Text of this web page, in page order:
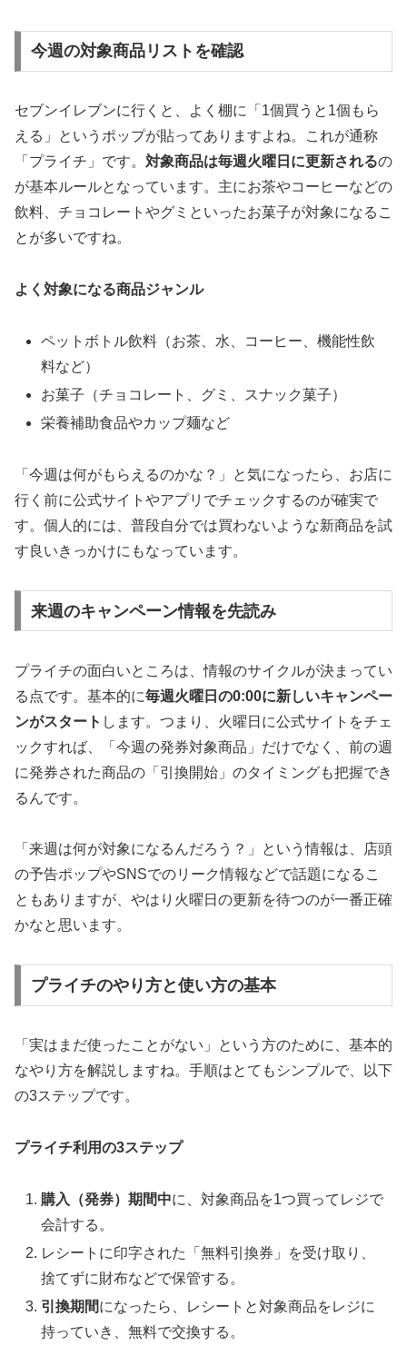
今週の対象商品リストを確認
セブンイレブンに行くと、よく棚に「1個買うと1個もら
える」というポップが貼ってありますよね。これが通称
「プライチ」です。 対象商品は毎週火曜日に更新されるの
が基本ルールとなっています。主にお茶やコーヒーなどの
飲料、チョコレートやグミといったお菓子が対象になるこ
とが多いですね。
よく対象になる商品ジャンル
ペットボトル飲料（お茶、水、コーヒー、機能性飲
料など）
お菓子（チョコレート、グミ、スナック菓子）
栄養補助食品やカップ麺など
「今週は何がもらえるのかな？」と気になったら、お店に
行く前に公式サイトやアプリでチェックするのが確実で
す。個人的には、普段自分では買わないような新商品を試
す良いきっかけにもなっています。
来週のキャンペーン情報を先読み
プライチの面白いところは、情報のサイクルが決まってい
る点です。基本的に毎週火曜日の0:00に新しいキャンペー
ンがスタート します。つまり、火曜日に公式サイトをチェ
ックすれば、「今週の発券対象商品」だけでなく、前の週
に発券された商品の「引換開始」のタイミングも把握でき
るんです。
「来週は何が対象になるんだろう？」という情報は、店頭
の予告ポップやSNSでのリーク情報などで話題になるこ
ともありますが、やはり火曜日の更新を待つのが一番正確
かなと思います。
プライチのやり方と使い方の基本
「実はまだ使ったことがない」という方のために、基本的
なやり方を解説しますね。手順はとてもシンプルで、以下
の3ステップです。
プライチ利用の3ステップ
購入（発券）期間中に、対象商品を1つ買ってレジで
会計する。
レシートに印字された「無料引換券」を受け取り、
捨てずに財布などで保管する。
引換期間になったら、レシートと対象商品をレジに
持っていき、無料で交換する。